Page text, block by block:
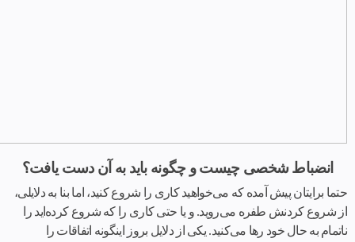
انضباط شخصی چیست و چگونه باید به آن دست یافت؟
حتما برایتان پیش آمده که می‌خواهید کاری را شروع کنید، اما بنا به دلایلی،
از شروع کردنش طفره می‌روید. و یا حتی کاری را که شروع کرده‌اید را
ناتمام به حال خود رها می‌کنید. یکی از دلایل بروز اینگونه اتفاقات را